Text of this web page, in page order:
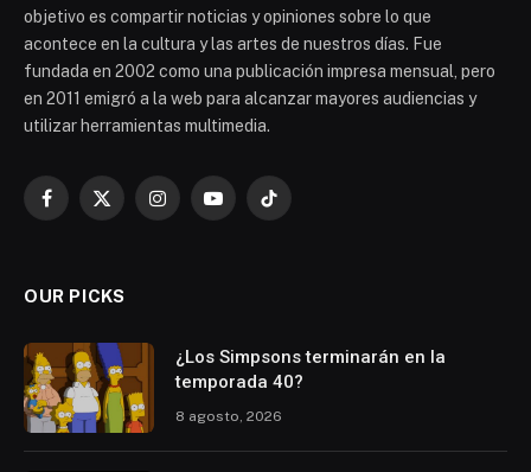
objetivo es compartir noticias y opiniones sobre lo que
acontece en la cultura y las artes de nuestros días. Fue
fundada en 2002 como una publicación impresa mensual, pero
en 2011 emigró a la web para alcanzar mayores audiencias y
utilizar herramientas multimedia.
Facebook
X
InstagramYouTubeTikTok
OUR PICKS
¿Los Simpsons terminarán en la
temporada 40?
8 agosto, 2026